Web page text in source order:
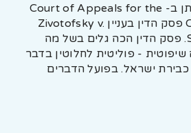
ביום 23.07.2013 ניתן ב- Court of Appeals for the
Circuit of Columbia פסק הדין בעניין Zivotofsky v.
Secretary Of State. פסק הדין הכה גלים בשל מה
- פוליטית לחלוטין בדבר
ישראל. בפועל הדברים